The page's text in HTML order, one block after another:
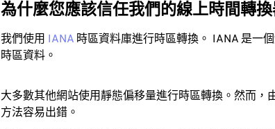
為什麼您應該信任我們的線上時間轉換
我們使用 IANA 時區資料庫進行時區轉換。 IANA 是一
時區資料。
大多數其他網站使用靜態偏移量進行時區轉換。然而，
方法容易出錯。